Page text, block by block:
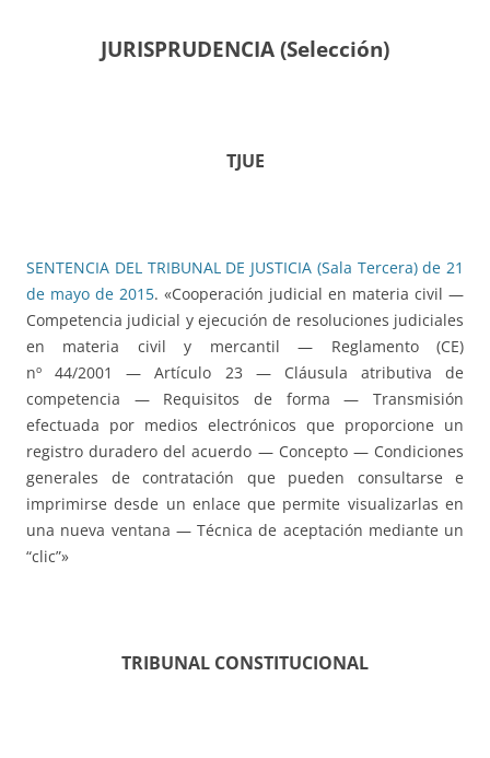
JURISPRUDENCIA (Selección)
TJUE
SENTENCIA DEL TRIBUNAL DE JUSTICIA (Sala Tercera) de 21
de mayo de 2015. «Cooperación judicial en materia civil —
Competencia judicial y ejecución de resoluciones judiciales
en materia civil y mercantil — Reglamento (CE)
nº 44/2001 — Artículo 23 — Cláusula atributiva de
competencia — Requisitos de forma — Transmisión
efectuada por medios electrónicos que proporcione un
registro duradero del acuerdo — Concepto — Condiciones
generales de contratación que pueden consultarse e
imprimirse desde un enlace que permite visualizarlas en
una nueva ventana — Técnica de aceptación mediante un
“clic”»
TRIBUNAL CONSTITUCIONAL